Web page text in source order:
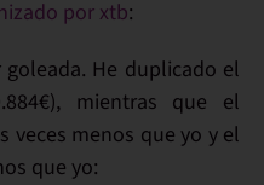
por xtb:
goleada. He duplicado el
mientras que el
veces menos que yo y el
que yo: